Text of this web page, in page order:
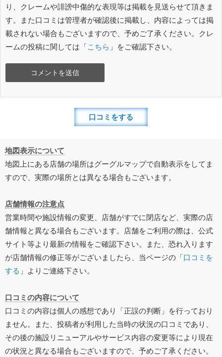
り、クレームや誹謗中傷的な表現等は掲載を見送らせて頂きま
す。また口コミは管理者が確認後に掲載し、内容によっては掲
載されない場合もございますので、予めご了承ください。クレ
ームの投稿に関しては「こちら 」をご確認下さい。
口コミをする
地図表示について
地図上にある店舗の場所はグーグルマップで自動表示をしてま
すので、実際の場所とは異なる場合もございます。
店舗情報の注意点
営業時間や施設情報の変更、店舗がすでに閉店など、実際の店
舗情報と異なる場合もございます。店舗をご利用の際は、公式
サイト等より最新の情報をご確認下さい。また、恐れ入ります
が店舗情報の修正等がございましたら、当ページの「口コミを
する 」よりご連絡下さい。
口コミの内容について
口コミの内容は個人の感想であり「正誤の判断」を行っており
ません。また、投稿者が利用した当時の状況の口コミであり、
その後の施設リニューアルやサービス内容の変更等により現在
の状況と異なる場合もございますので、予めご了承ください。